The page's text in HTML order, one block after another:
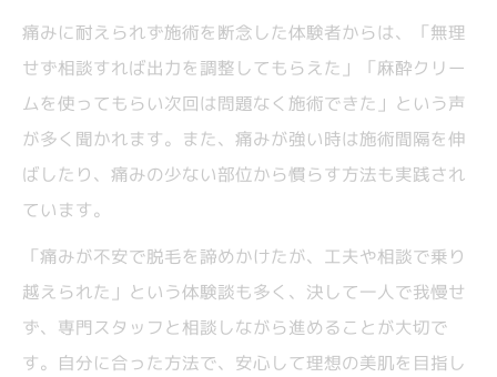
痛みに耐えられず施術を断念した体験者からは、「無理
せず相談すれば出力を調整してもらえた」「麻酔クリー
ムを使ってもらい次回は問題なく施術できた」という声
が多く聞かれます。また、痛みが強い時は施術間隔を伸
ばしたり、痛みの少ない部位から慣らす方法も実践され
ています。
「痛みが不安で脱毛を諦めかけたが、工夫や相談で乗り
越えられた」という体験談も多く、決して一人で我慢せ
ず、専門スタッフと相談しながら進めることが大切で
す。自分に合った方法で、安心して理想の美肌を目指し